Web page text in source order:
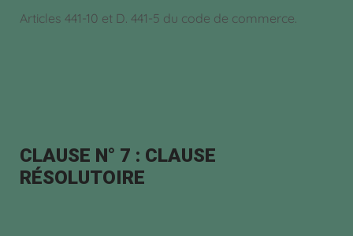
Articles 441-10 et D. 441-5 du code de commerce.
CLAUSE N° 7 : CLAUSE
RÉSOLUTOIRE